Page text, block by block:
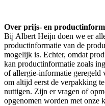
Over prijs- en
Bij Albert Heijn doen we er
productinformatie van de
mogelijk is. Echter, omdat
kan productinformatie zoals
of allergie-informatie geregeld
om altijd eerst de verpakking
nuttigen. Zijn er vragen of
opgenomen worden met onze